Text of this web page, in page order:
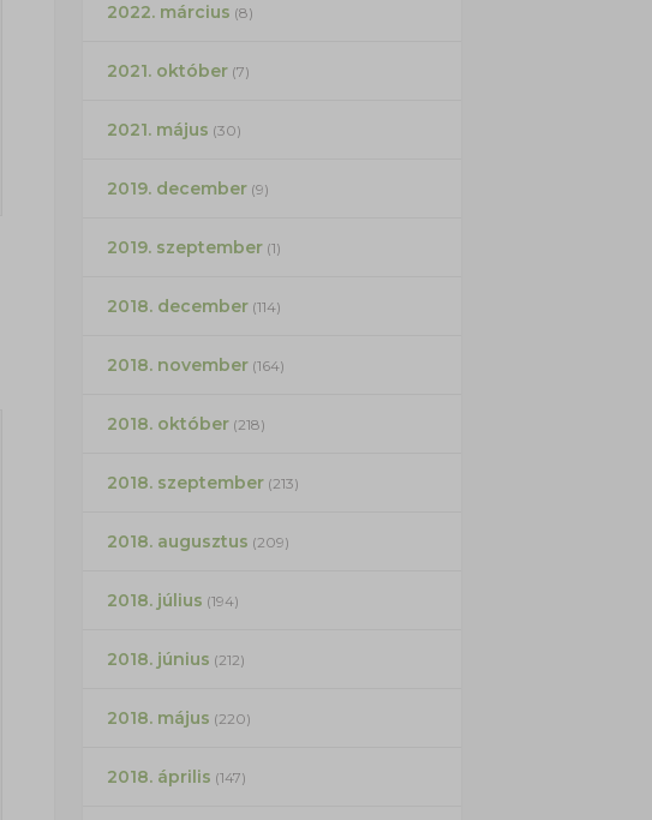
2022. március (8)
2021. október(7)
2021. május (30)
2019. december(9)
2019. szeptember(1)
2018. december(114)
2018. november(164)
2018. október(218)
2018. szeptember(213)
2018. augusztus (209)
2018. július (194)
2018. június (212)
2018. május (220)
2018. április (147)